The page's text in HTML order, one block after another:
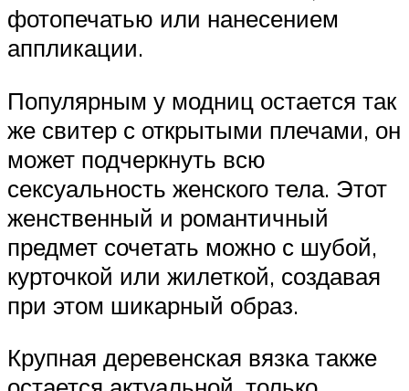
фотопечатью или нанесением
аппликации.
Популярным у модниц остается так
же свитер с открытыми плечами, он
может подчеркнуть всю
сексуальность женского тела. Этот
женственный и романтичный
предмет сочетать можно с шубой,
курточкой или жилеткой, создавая
при этом шикарный образ.
Крупная деревенская вязка также